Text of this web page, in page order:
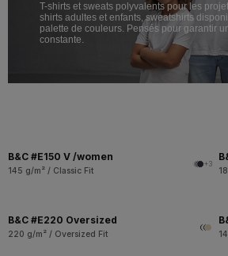
T-shirts et sweats polyvalents pour les
shirts adultes et enfants, sweatshirts
palette de couleurs. Pensés pour garantir
constante.
B&C #E150 V /women
145 g/m² / Classic Fit
+3
B&C #E220 Oversized
220 g/m² / Oversized Fit